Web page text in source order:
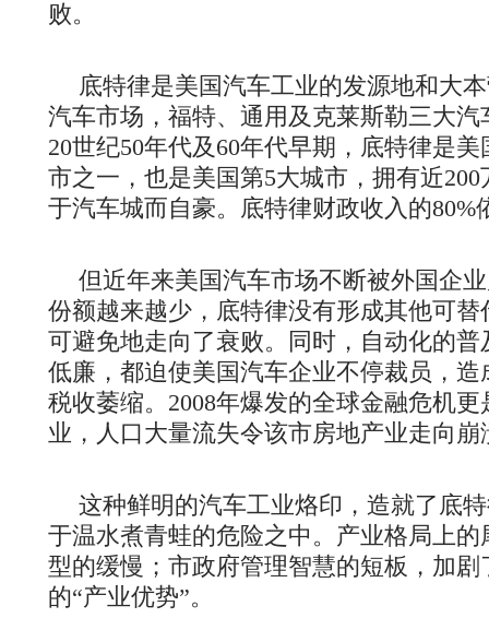
败。
底特律是美国汽车工业的发源地和大
汽车市场，福特、通用及克莱斯勒三大
20世纪50年代及60年代早期，底特律是
市之一，也是美国第5大城市，拥有近
于汽车城而自豪。底特律财政收入的80%
但近年来美国汽车市场不断被外国企
份额越来越少，底特律没有形成其他可
可避免地走向了衰败。同时，自动化的
低廉，都迫使美国汽车企业不停裁员，
税收萎缩。2008年爆发的全球金融危机
业，人口大量流失令该市房地产业走向崩
这种鲜明的汽车工业烙印，造就了底
于温水煮青蛙的危险之中。产业格局上
型的缓慢；市政府管理智慧的短板，加
的“产业优势”。